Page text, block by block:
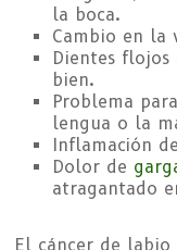
la boca.
Cambio en la
Dientes flojos
bien.
Problema
lengua o la
Inflamación
Dolor de
atragantado
El cáncer de